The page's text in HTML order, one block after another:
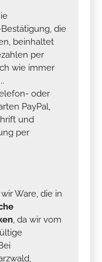
die
beinhaltet
per
wie immer
oder
PayPal,
und
per
Ware, die in
, da wir vom